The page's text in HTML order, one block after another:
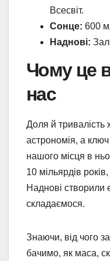
Всесвіт.
Сонце: 600
Наднові:
Чому це
нас
Доля й тривалість
астрономія, а
нашого місця в
10 мільярдів
Наднові створили
складаємося.
Знаючи, від чого
бачимо, як маса,